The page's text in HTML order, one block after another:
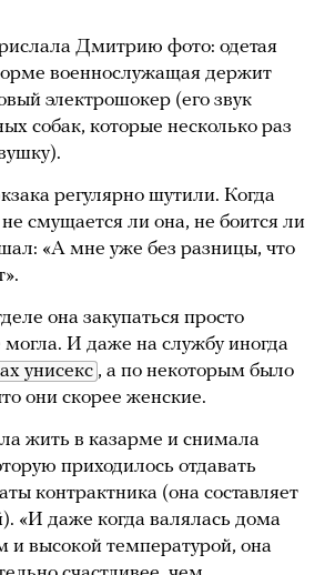
Дмитрию фото: одетая
военнослужащая держит
электрошокер (его звук
собак, которые несколько раз
регулярно шутили. Когда
смущается ли она, не боится ли
«А мне уже без разницы, что
она закупаться просто
И даже на службу иногда
унисекс , а по некоторым было
они скорее женские.
жить в казарме и снимала
приходилось отдавать
контрактника (она составляет
«И даже когда валялась дома
и высокой температурой, она